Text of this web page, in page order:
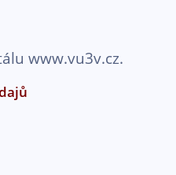
www.vu3v.cz.